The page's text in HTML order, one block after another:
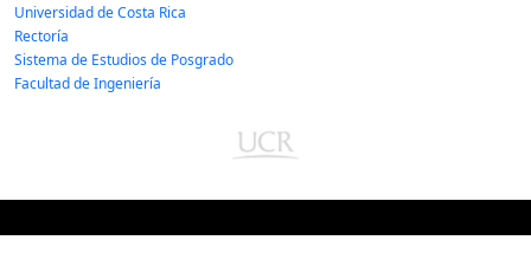
Universidad de Costa Rica
Rectoría
Sistema de Estudios de Posgrado
Facultad de Ingeniería